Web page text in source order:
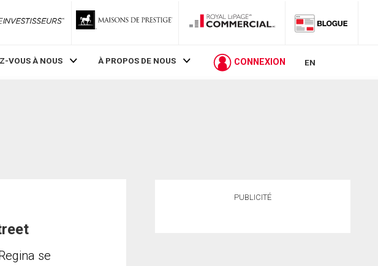
ZoneInvestisseurs RLP
VOUS À NOUS À PROPOS DE NOUS CONNEXION EN
se
PUBLICITÉ